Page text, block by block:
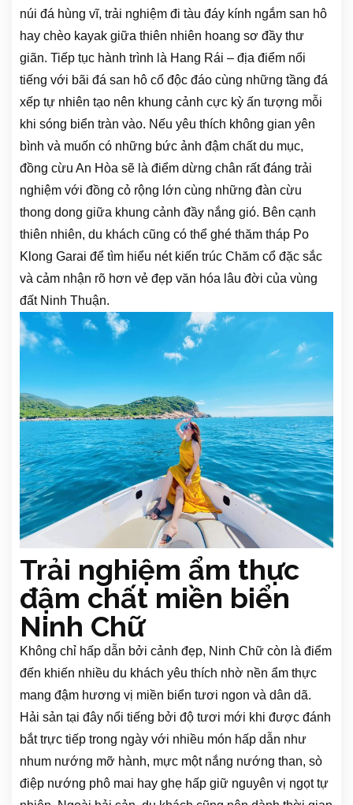
núi đá hùng vĩ, trải nghiệm đi tàu đáy kính ngắm san hô
hay chèo kayak giữa thiên nhiên hoang sơ đầy thư
giãn. Tiếp tục hành trình là Hang Rái – địa điểm nổi
tiếng với bãi đá san hô cổ độc đáo cùng những tầng đá
xếp tự nhiên tạo nên khung cảnh cực kỳ ấn tượng mỗi
khi sóng biển tràn vào. Nếu yêu thích không gian yên
bình và muốn có những bức ảnh đậm chất du mục,
đồng cừu An Hòa sẽ là điểm dừng chân rất đáng trải
nghiệm với đồng cỏ rộng lớn cùng những đàn cừu
thong dong giữa khung cảnh đầy nắng gió. Bên cạnh
thiên nhiên, du khách cũng có thể ghé thăm tháp Po
Klong Garai để tìm hiểu nét kiến trúc Chăm cổ đặc sắc
và cảm nhận rõ hơn vẻ đẹp văn hóa lâu đời của vùng
đất Ninh Thuận.
Trải nghiệm ẩm thực
đậm chất miền biển
Ninh Chữ
Không chỉ hấp dẫn bởi cảnh đẹp, Ninh Chữ còn là điểm
đến khiến nhiều du khách yêu thích nhờ nền ẩm thực
mang đậm hương vị miền biển tươi ngon và dân dã.
Hải sản tại đây nổi tiếng bởi độ tươi mới khi được đánh
bắt trực tiếp trong ngày với nhiều món hấp dẫn như
nhum nướng mỡ hành, mực một nắng nướng than, sò
điệp nướng phô mai hay ghẹ hấp giữ nguyên vị ngọt tự